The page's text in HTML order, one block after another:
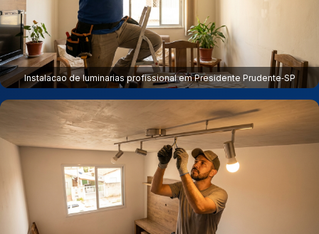
Instalacao de luminarias profissional em Presidente Prudente‑SP